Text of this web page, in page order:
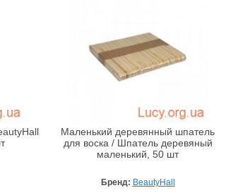
Маленький деревянный шпатель
для воска / Шпатель деревяный
маленький, 50 шт
Бренд: BeautyHall